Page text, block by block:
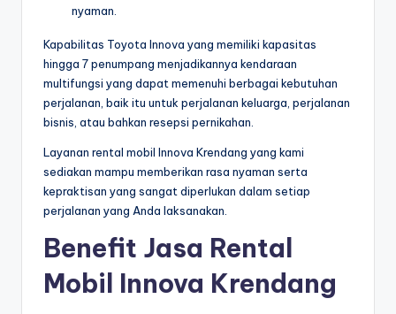
nyaman.
Kapabilitas Toyota Innova yang memiliki kapasitas
hingga 7 penumpang menjadikannya kendaraan
multifungsi yang dapat memenuhi berbagai kebutuhan
perjalanan, baik itu untuk perjalanan keluarga, perjalanan
bisnis, atau bahkan resepsi pernikahan.
Layanan rental mobil Innova Krendang yang kami
sediakan mampu memberikan rasa nyaman serta
kepraktisan yang sangat diperlukan dalam setiap
perjalanan yang Anda laksanakan.
Benefit Jasa Rental
Mobil Innova Krendang